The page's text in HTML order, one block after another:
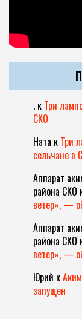
. к Три
СКО
Ната к Три
сельчане в
Аппарат
района СКО
ветер», —
Аппарат
района СКО
ветер», —
Юрий к
запущен